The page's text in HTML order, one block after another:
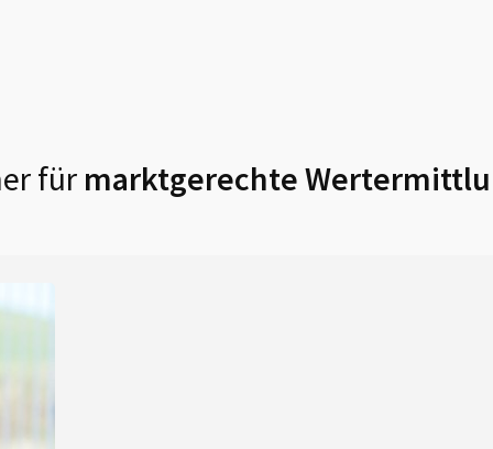
für marktgerechte